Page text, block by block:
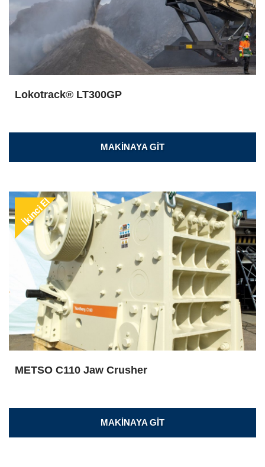
Lokotrack® LT300GP
MAKİNAYA GİT
İkinci El
METSO C110 Jaw Crusher
MAKİNAYA GİT